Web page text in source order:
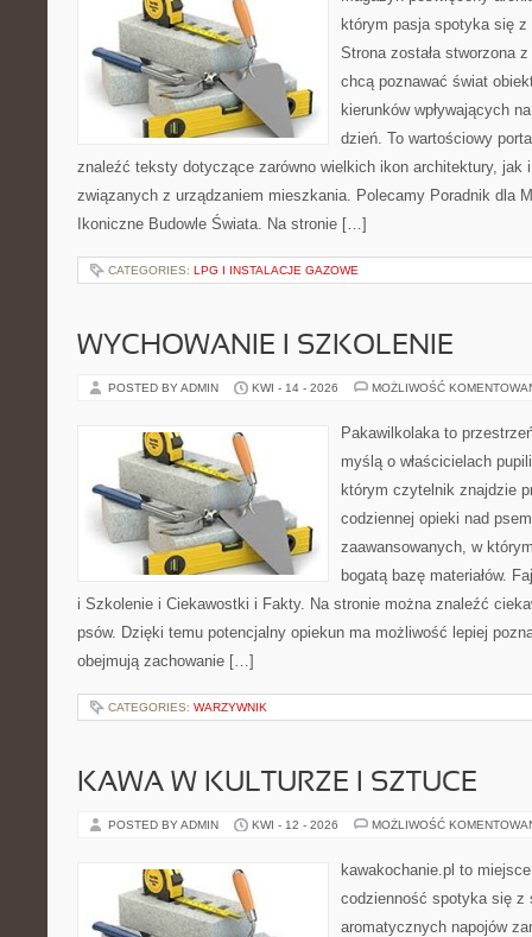
którym pasja spotyka się
Strona została stworzona
chcą poznawać świat
kierunków wpływających
dzień. To wartościowy
znaleźć teksty dotyczące zarówno wielkich ikon architektury, jak
związanych z urządzaniem mieszkania. Polecamy Poradnik dla
Ikoniczne Budowle Świata. Na stronie […]
CATEGORIES: LPG I INSTALACJE GAZOWE
WYCHOWANIE I SZKOLENIE
POSTED BY ADMIN KWI - 14 - 2026 MOŻLIWOŚĆ
Pakawilkolaka to
myślą o właścicielach
którym czytelnik znajdzie
codziennej opieki nad
zaawansowanych, w
bogatą bazę materiałów.
i Szkolenie i Ciekawostki i Fakty. Na stronie można znaleźć
psów. Dzięki temu potencjalny opiekun ma możliwość lepiej
obejmują zachowanie […]
CATEGORIES: WARZYWNIK
KAWA W KULTURZE I SZTUCE
POSTED BY ADMIN KWI - 12 - 2026 MOŻLIWOŚĆ
kawakochanie.pl to
codzienność spotyka się z
aromatycznych napojów